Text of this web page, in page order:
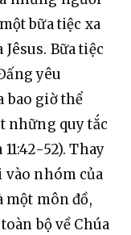
bữa tiệc xa
Bữa tiệc
yêu
bao giờ thể
những quy tắc
52). Thay
vào nhóm của
một môn đồ,
bộ về Chúa